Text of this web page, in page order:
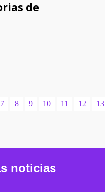
de
7 8 9 10 11 12 13
noticias